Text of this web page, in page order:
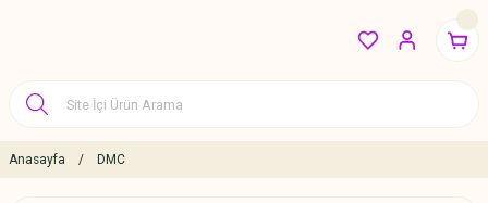
Anasayfa DMC